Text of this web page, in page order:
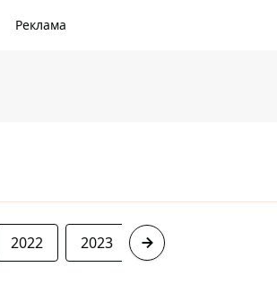
Реклама
2022 2023 2024